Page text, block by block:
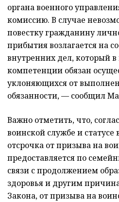
органа военного
комиссию. В случае
повестку гражданину
прибытия возлагается на
внутренних дел, который в
компетенции обязан
уклоняющихся от
обязанности, — сообщил
Важно отметить, что,
воинской службе и
отсрочка от призыва на
предоставляется по
связи с продолжением
здоровья и другим
Закона, от призыва на